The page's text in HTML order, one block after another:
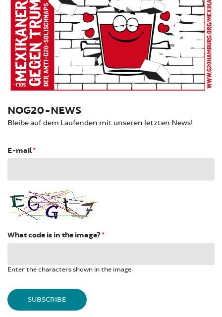
NOG20-NEWS
Bleibe auf dem Laufenden mit unseren letzten News!
E-mail*
What code is in the image? *
Enter the characters shown in the image.